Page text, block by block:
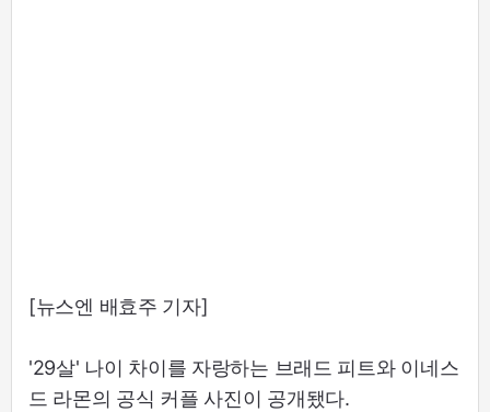
[뉴스엔 배효주 기자]
'29살' 나이 차이를 자랑하는 브래드 피트와 이네스
드 라몬의 공식 커플 사진이 공개됐다.